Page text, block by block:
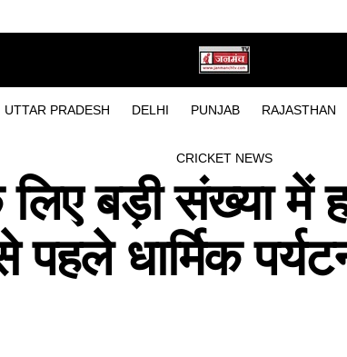
UTTAR PRADESH DELHI PUNJAB RAJASTHAN
CRICKET NEWS
SUL vs WEF
बड़ी संख्या में
धार्मिक